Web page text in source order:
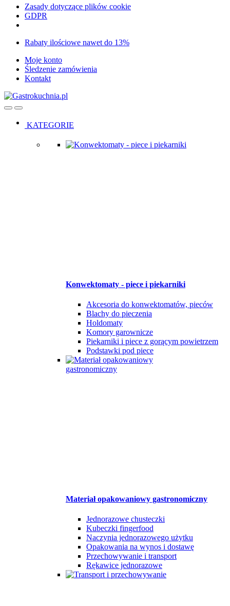
Zasady dotyczące plików cookie
GDPR
Skip
navigation
Skip
content
Rabaty ilościowe nawet do 13%
Moje konto
Śledzenie zamówienia
Kontakt
OpenClose
KATEGORIE
Konwektomaty - piece i piekarniki
Akcesoria do konwektomatów, pieców
Blachy do pieczenia
Holdomaty
Komory garownicze
Piekarniki i piece z gorącym powietrzem
Podstawki pod piece
Materiał opakowaniowy gastronomiczny
Jednorazowe chusteczki
Kubeczki fingerfood
Naczynia jednorazowego użytku
Opakowania na wynos i dostawę
Przechowywanie i transport
Rękawice jednorazowe